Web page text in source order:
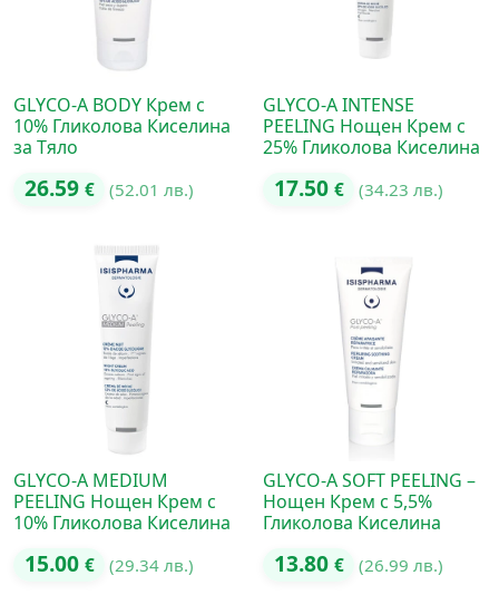
GLYCO-A BODY Крем с
10% Гликолова Киселина
за Тяло
26.59 € (52.01 лв.)
GLYCO-A INTENSE
PEELING Нощен Крем с
25% Гликолова Киселина
17.50 € (34.23 лв.)
GLYCO-A MEDIUM
PEELING Нощен Крем с
10% Гликолова Киселина
15.00 € (29.34 лв.)
GLYCO-A SOFT PEELING –
Нощен Крем с 5,5%
Гликолова Киселина
13.80 € (26.99 лв.)